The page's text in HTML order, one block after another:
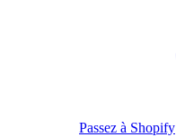
Passez à Shopify